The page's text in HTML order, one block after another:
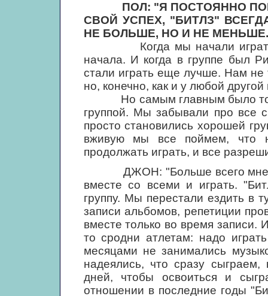
ПОЛ: "Я ПОСТОЯННО
СВОЙ УСПЕХ, "БИТЛЗ"
НЕ БОЛЬШЕ, НО И НЕ МЕНЬШЕ.
Когда мы начали играть,
начала. И когда в группе был
стали играть еще лучше. Нам не
но, конечно, как и у любой
Но самым главным было то,
группой. Мы забывали про
просто становились хорошей
вживую мы все поймем, что
продолжать играть, и все
ДЖОН: "Больше всего мне
вместе со всеми и играть.
группу. Мы перестали ездить в
записи альбомов, репетиции
вместе только во время
то сродни атлетам: надо
месяцами не занимались
надеялись, что сразу
дней, чтобы освоиться и
отношении в последние годы